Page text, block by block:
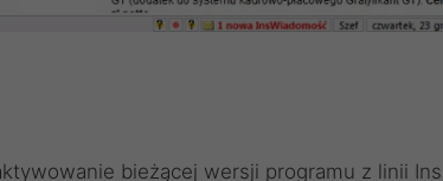
bieżącej wersji programu z linii